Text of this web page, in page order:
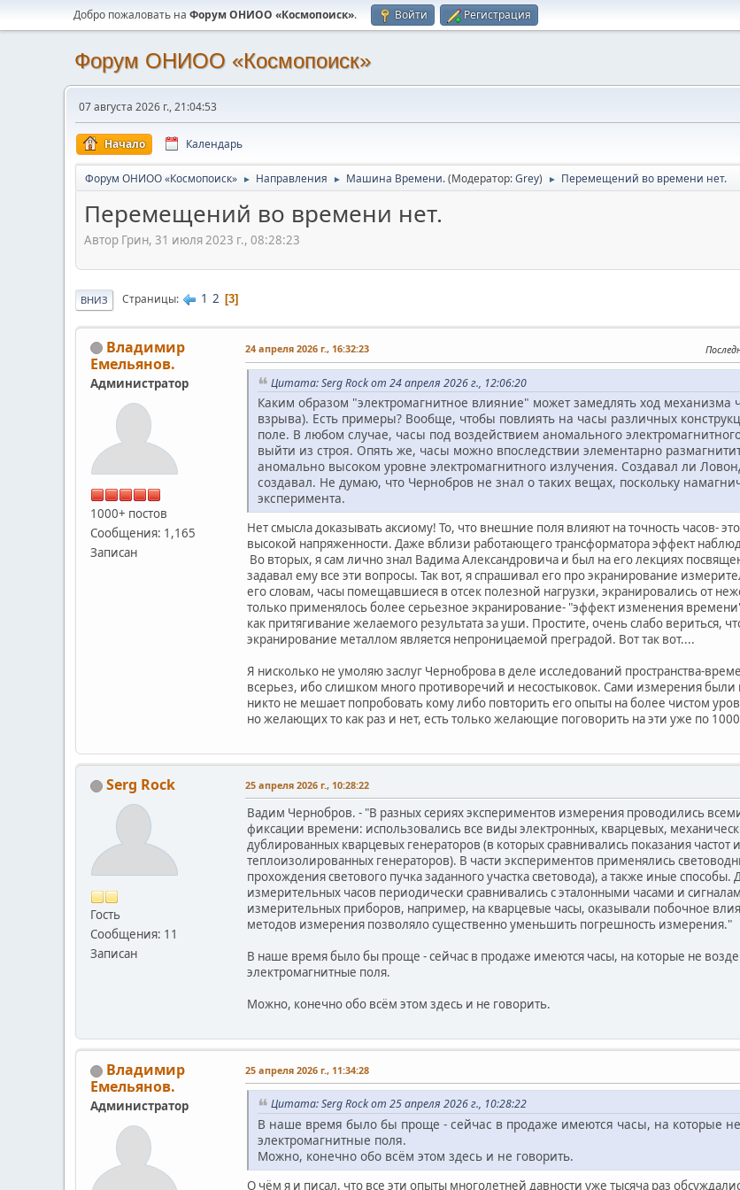
Добро пожаловать на Форум ОНИОО «Космопоиск». Войти Регистрация
Форум ОНИОО «Космопоиск»
07 августа 2026 г., 21:04:53
Начало Календарь
Форум ОНИОО «Космопоиск» ► Направления ► Машина Времени.(Модератор:Grey) ► Перемещений во времени нет.
Перемещений во времени нет.
Автор Грин, 31 июля 2023 г., 08:28:23
ВНИЗ Страницы 1 2 3
Владимир
Емельянов.
Администратор
1000+ постов
Сообщения: 1,165
Записан
24 апреля 2026 г., 16:32:23
Цитата: Serg Rock от 24 апреля 2026 г., 12:06:20
Каким образом "электромагнитное влияние" может замедлять ход механизма
взрыва). Есть примеры? Вообще, чтобы повлиять на часы различных
поле. В любом случае, часы под воздействием аномального
выйти из строя. Опять же, часы можно впоследствии элементарно
аномально высоком уровне электромагнитного излучения. Создавал ли
создавал. Не думаю, что Чернобров не знал о таких вещах, поскольку
эксперимента.
Нет смысла доказывать аксиому! То, что внешние поля влияют на точность часов-
высокой напряженности. Даже вблизи работающего трансформатора эффект
Во вторых, я сам лично знал Вадима Александровича и был на его лекциях
задавал ему все эти вопросы. Так вот, я спрашивал его про экранирование
его словам, часы помещавшиеся в отсек полезной нагрузки, экранировались от
только применялось более серьезное экранирование- "эффект изменения
как притягивание желаемого результата за уши. Простите, очень слабо вериться,
экранирование металлом является непроницаемой преградой. Вот так вот....
Я нисколько не умоляю заслуг Черноброва в деле исследований пространства-
всерьез, ибо слишком много противоречий и несостыковок. Сами измерения
никто не мешает попробовать кому либо повторить его опыты на более чистом
но желающих то как раз и нет, есть только желающие поговорить на эти уже по
Serg Rock
Гость
Сообщения: 11
Записан
25 апреля 2026 г., 10:28:22
Вадим Чернобров. - "В разных сериях экспериментов измерения проводились
фиксации времени: использовались все виды электронных, кварцевых,
дублированных кварцевых генераторов (в которых сравнивались показания
теплоизолированных генераторов). В части экспериментов применялись
прохождения светового пучка заданного участка световода), а также иные
измерительных часов периодически сравнивались с эталонными часами и
измерительных приборов, например, на кварцевые часы, оказывали побочное
методов измерения позволяло существенно уменьшить погрешность измерения."
В наше время было бы проще - сейчас в продаже имеются часы, на которые не
электромагнитные поля.
Можно, конечно обо всём этом здесь и не говорить.
Владимир
Емельянов.
Администратор
25 апреля 2026 г., 11:34:28
Цитата: Serg Rock от 25 апреля 2026 г., 10:28:22
В наше время было бы проще - сейчас в продаже имеются часы, на которые
электромагнитные поля.
Можно, конечно обо всём этом здесь и не говорить.
О чём я и писал, что все эти опыты многолетней давности уже тысяча раз